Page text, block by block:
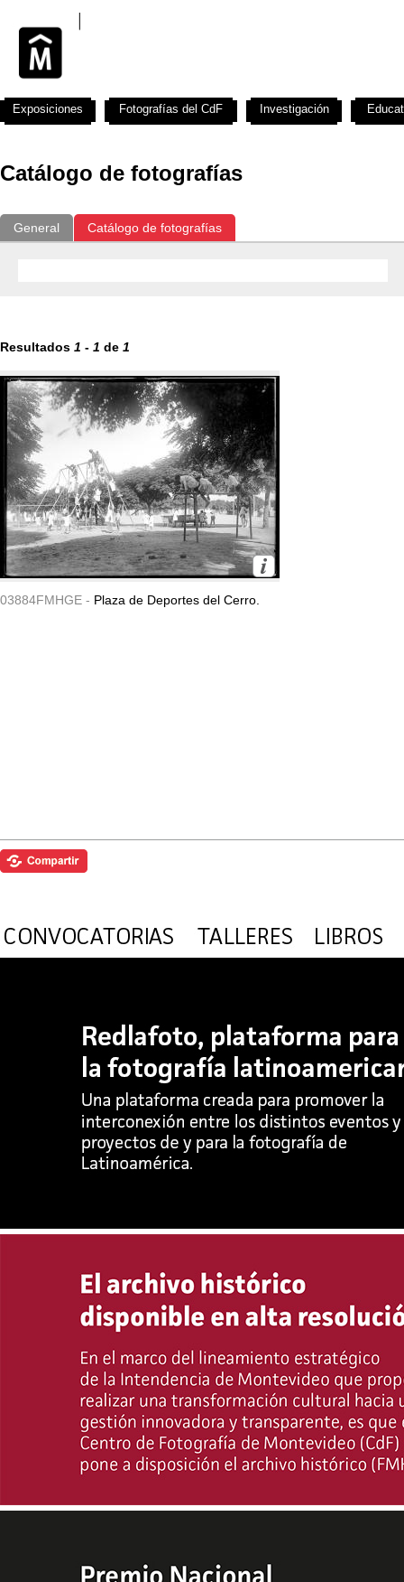
Catálogo de fotografías
General Catálogo de fotografías
Resultados 1 - 1 de 1
03884FMHGE - Plaza de Deportes del Cerro.
Exposiciones Fotografías del CdF Investigación